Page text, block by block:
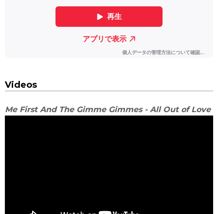
Videos
Me First And The Gimme Gimmes - All Out of Love